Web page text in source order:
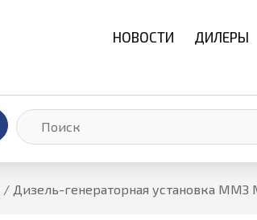
НОВОСТИ ДИЛЕРЫ
/ Дизель-генераторная установка